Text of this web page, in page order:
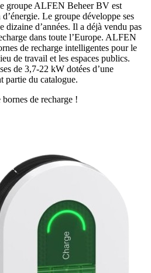
groupe ALFEN Beheer BV est
Le groupe développe ses
dizaine d’années. Il a déjà vendu pas
dans toute l’Europe. ALFEN
de recharge intelligentes pour le
de travail et les espaces publics.
de 3,7-22 kW dotées d’une
partie du catalogue.
de recharge !